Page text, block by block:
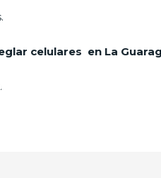
celulares en La